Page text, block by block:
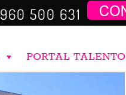
960 500 631
PORTAL TALENTO